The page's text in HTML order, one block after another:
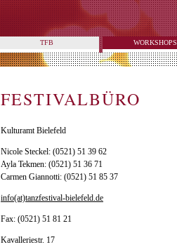
TFB WORKSHOPS
FESTIVALBÜRO
Kulturamt Bielefeld
Nicole Steckel: (0521) 51 39 62
Ayla Tekmen: (0521) 51 36 71
Carmen Giannotti: (0521) 51 85 37
info(at)tanzfestival-bielefeld.de
Fax: (0521) 51 81 21
Kavalleriestr. 17